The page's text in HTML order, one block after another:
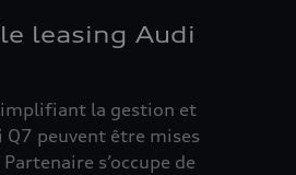
leasing Audi
la gestion et
Q7 peuvent être mises
s’occupe de